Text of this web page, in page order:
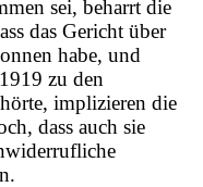
sei, beharrt die
das Gericht über
habe, und
zu den
implizieren die
dass auch sie